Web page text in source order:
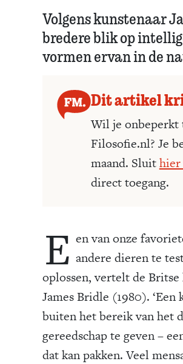
Volgens kunstenaar
bredere blik op
vormen ervan in de
Dit artikel
Wil je onbeperkt
Filosofie.nl? Je
maand. Sluithier
direct toegang.
E en van onze
andere dieren te
oplossen, vertelt de
James Bridle (1980).
buiten het bereik van het
gereedschap te geven –
dat kan pakken. Veel